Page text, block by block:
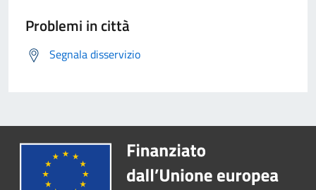
Problemi in città
Segnala disservizio